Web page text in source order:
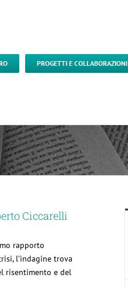
PROGETTI E COLLABORAZIONI
Ciccarelli
rapporto
l’indagine trova
risentimento e del